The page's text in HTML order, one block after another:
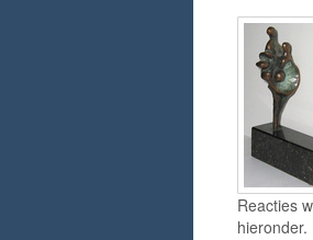
Reacties
hieronder.